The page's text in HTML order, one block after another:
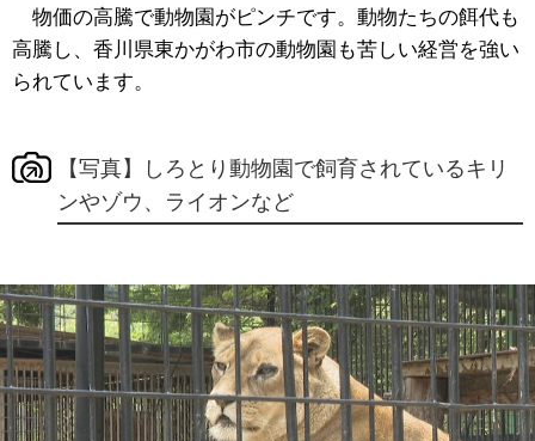
物価の高騰で動物園がピンチです。動物たちの餌代も
高騰し、香川県東かがわ市の動物園も苦しい経営を強い
られています。
【写真】しろとり動物園で飼育されているキリ
ンやゾウ、ライオンなど